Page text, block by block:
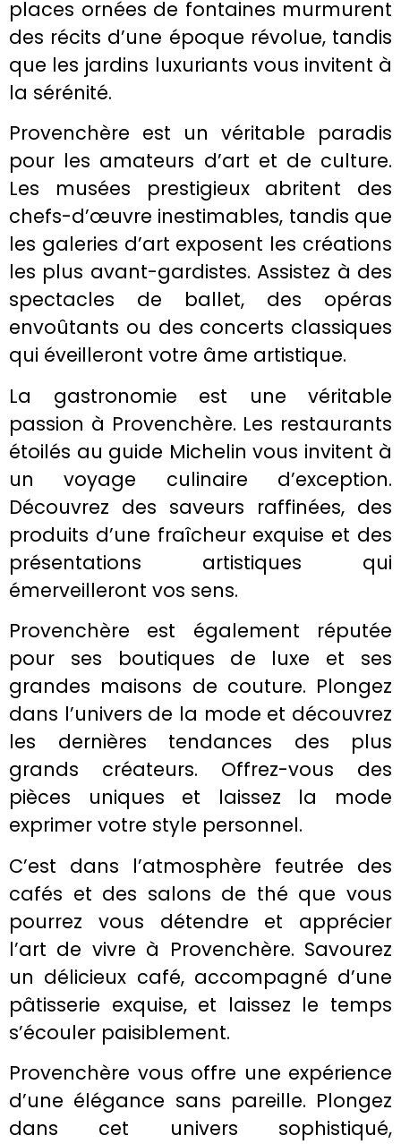
places ornées de fontaines murmurent
des récits d’une époque révolue, tandis
que les jardins luxuriants vous invitent à
la sérénité.
Provenchère est un véritable paradis
pour les amateurs d’art et de culture.
Les musées prestigieux abritent des
chefs-d’œuvre inestimables, tandis que
les galeries d’art exposent les créations
les plus avant-gardistes. Assistez à des
spectacles de ballet, des opéras
envoûtants ou des concerts classiques
qui éveilleront votre âme artistique.
La gastronomie est une véritable
passion à Provenchère. Les restaurants
étoilés au guide Michelin vous invitent à
un voyage culinaire d’exception.
Découvrez des saveurs raffinées, des
produits d’une fraîcheur exquise et des
présentations artistiques qui
émerveilleront vos sens.
Provenchère est également réputée
pour ses boutiques de luxe et ses
grandes maisons de couture. Plongez
dans l’univers de la mode et découvrez
les dernières tendances des plus
grands créateurs. Offrez-vous des
pièces uniques et laissez la mode
exprimer votre style personnel.
C’est dans l’atmosphère feutrée des
cafés et des salons de thé que vous
pourrez vous détendre et apprécier
l’art de vivre à Provenchère. Savourez
un délicieux café, accompagné d’une
pâtisserie exquise, et laissez le temps
s’écouler paisiblement.
Provenchère vous offre une expérience
d’une élégance sans pareille. Plongez
dans cet univers sophistiqué,